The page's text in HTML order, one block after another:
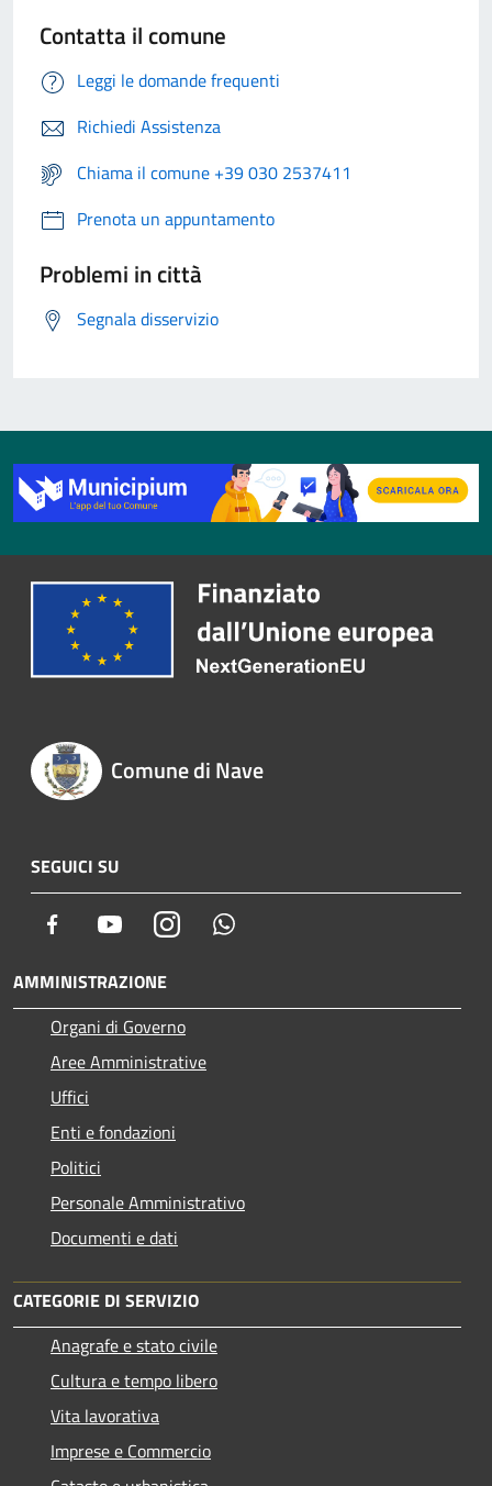
Contatta il comune
Leggi le domande frequenti
Richiedi Assistenza
Chiama il comune +39 030 2537411
Prenota un appuntamento
Problemi in città
Segnala disservizio
Comune di Nave
SEGUICI SU
Facebook YoutubeInstagram
AMMINISTRAZIONE
Organi di Governo
Aree Amministrative
Uffici
Enti e fondazioni
Politici
Personale Amministrativo
Documenti e dati
CATEGORIE DI SERVIZIO
Anagrafe e stato civile
Cultura e tempo libero
Vita lavorativa
Imprese e Commercio